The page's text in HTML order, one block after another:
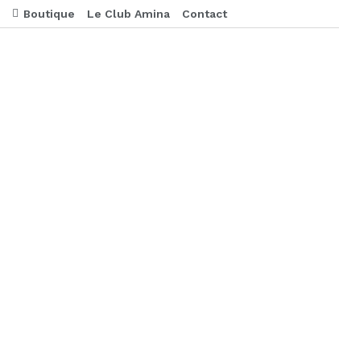
Boutique Le Club Amina Contact